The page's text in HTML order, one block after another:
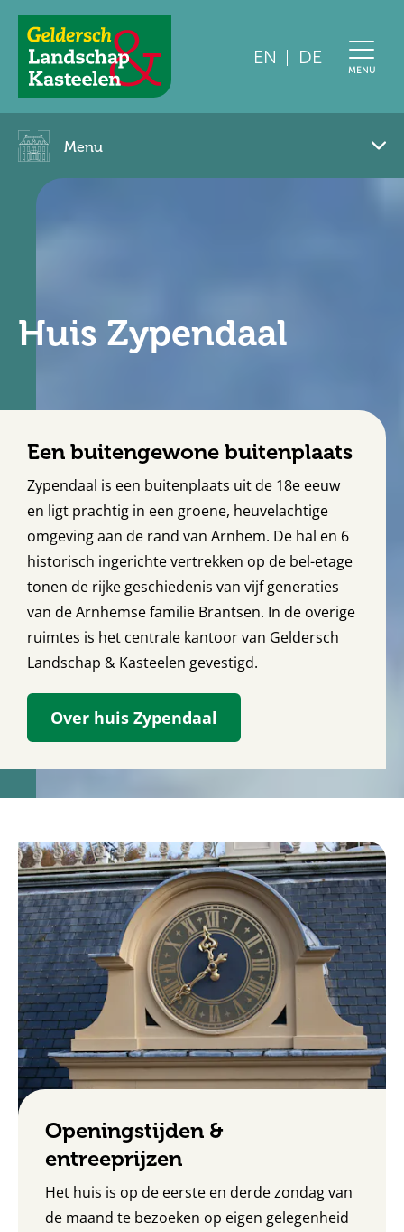
Geldersch
Landschap
en
EN DE
MENU
Menu
Pagemenu
Huis Zypendaal
Een buitengewone buitenplaats
Zypendaal is een buitenplaats uit de 18e eeuw
en ligt prachtig in een groene, heuvelachtige
omgeving aan de rand van Arnhem. De hal en 6
historisch ingerichte vertrekken op de bel-etage
tonen de rijke geschiedenis van vijf generaties
van de Arnhemse familie Brantsen. In de overige
ruimtes is het centrale kantoor van Geldersch
Landschap & Kasteelen gevestigd.
Over huis Zypendaal
Openingstijden &
entreeprijzen
Het huis is op de eerste en derde zondag van
de maand te bezoeken op eigen gelegenheid